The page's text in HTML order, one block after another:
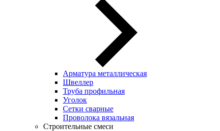
Арматура металлическая
Швеллер
Труба профильная
Уголок
Сетки сварные
Проволока вязальная
Строительные смеси